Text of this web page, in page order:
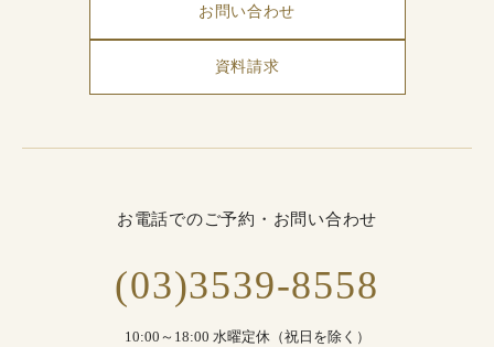
お問い合わせ
資料請求
お電話でのご予約・お問い合わせ
(03)3539-8558
10:00～18:00 水曜定休（祝日を除く）